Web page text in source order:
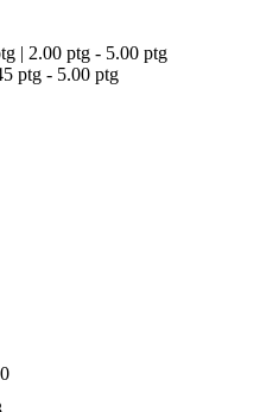
| 2.00 ptg - 5.00 ptg
ptg - 5.00 ptg